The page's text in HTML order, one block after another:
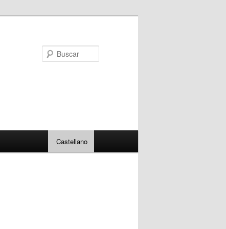
Castellano